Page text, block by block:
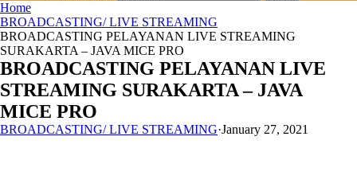
Home
BROADCASTING/ LIVE STREAMING
BROADCASTING PELAYANAN LIVE STREAMING
SURAKARTA – JAVA MICE PRO
BROADCASTING PELAYANAN LIVE
STREAMING SURAKARTA – JAVA
MICE PRO
BROADCASTING/ LIVE STREAMING·January 27, 2021